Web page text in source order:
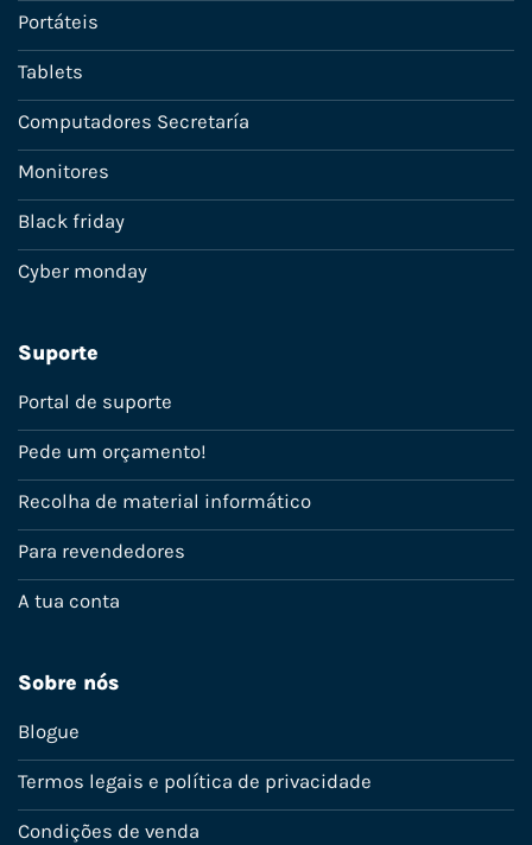
Portáteis
Tablets
Computadores Secretaría
Monitores
Black friday
Cyber monday
Suporte
Portal de suporte
Pede um orçamento!
Recolha de material informático
Para revendedores
A tua conta
Sobre nós
Blogue
Termos legais e política de privacidade
Condições de venda